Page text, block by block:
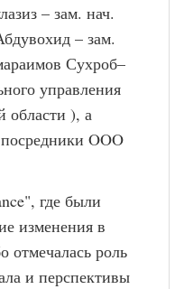
– зам. нач.
– зам.
Сухроб–
управления
области ), а
OOO
изменения в
отмечалась роль
и перспективы